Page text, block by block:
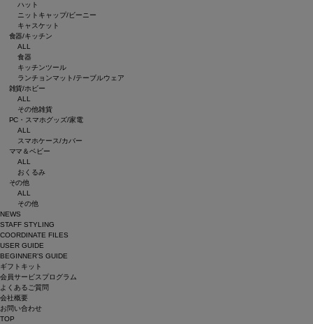
ハット
ニットキャップ/ビーニー
キャスケット
食器/キッチン
ALL
食器
キッチンツール
ランチョンマット/テーブルウェア
雑貨/ホビー
ALL
その他雑貨
PC・スマホグッズ/家電
ALL
スマホケース/カバー
ママ＆ベビー
ALL
おくるみ
その他
ALL
その他
NEWS
STAFF STYLING
COORDINATE FILES
USER GUIDE
BEGINNER’S GUIDE
ギフトキット
会員サービスプログラム
よくあるご質問
会社概要
お問い合わせ
TOP